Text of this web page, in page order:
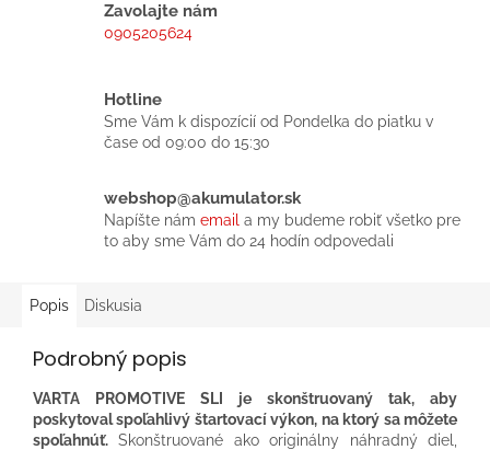
Zavolajte nám
0905205624
Hotline
Sme Vám k dispozícií od Pondelka do piatku v
čase od 09:00 do 15:30
webshop@akumulator.sk
Napíšte nám email a my budeme robiť všetko pre
to aby sme Vám do 24 hodín odpovedali
Popis Diskusia
Podrobný popis
VARTA PROMOTIVE SLI je skonštruovaný tak, aby
poskytoval spoľahlivý štartovací výkon, na ktorý sa môžete
spoľahnúť. Skonštruované ako originálny náhradný diel,